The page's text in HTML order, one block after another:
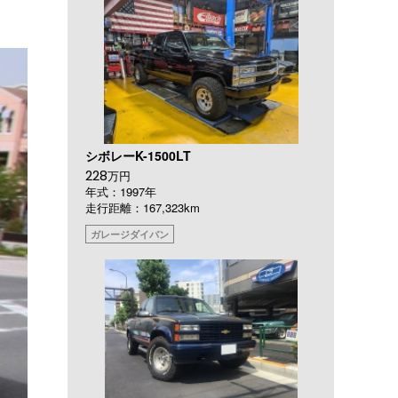
シボレーK-1500LT
228万円
年式：1997年
走行距離：167,323km
ガレージダイバン